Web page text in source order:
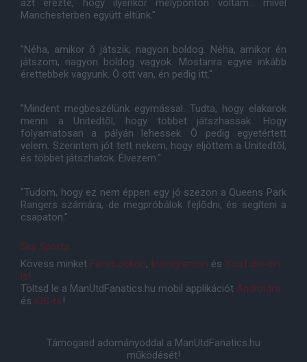
azt érezte, hogy ilyenkor mélyponton voltam... mivel
Manchesterben együtt éltünk."
"Néha, amikor õ játszik, nagyon boldog. Néha, amikor én
játszom, nagyon boldog vagyok. Mostanra egyre inkább
érettebbek vagyunk. Õ ott van, én pedig itt."
"Mindent megbeszélünk egymással. Tudta, hogy elakarok
menni a Unitedtõl, hogy többet játszhassak. Hogy
folyamatosan a pályán lehessek. Õ pedig egyetértett
velem. Szerintem jót tett nekem, hogy eljöttem a Unitedtõl,
és többet játszhatok. Élvezem."
"Tudom, hogy ez nem éppen egy jó szezon a Queens Park
Rangers számára, de megpróbálok fejlõdni, és segíteni a
csapaton."
Sky Sports
Kövess minket Facebookon, Instagramon és YouTube-on
is!
Töltsd le a ManUtdFanatics.hu mobil applikációt Androidra
és iOS-re!
Támogasd adományoddal a ManUtdFanatics.hu
működését!